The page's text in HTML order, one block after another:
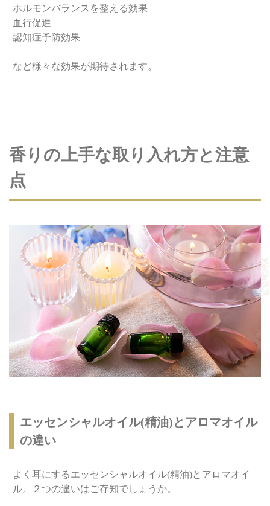
ホルモンバランスを整える効果
血行促進
認知症予防効果
など様々な効果が期待されます。
香りの上手な取り入れ方と注意
点
エッセンシャルオイル(精油)とアロマオイル
の違い
よく耳にするエッセンシャルオイル(精油)とアロマオイ
ル。２つの違いはご存知でしょうか。